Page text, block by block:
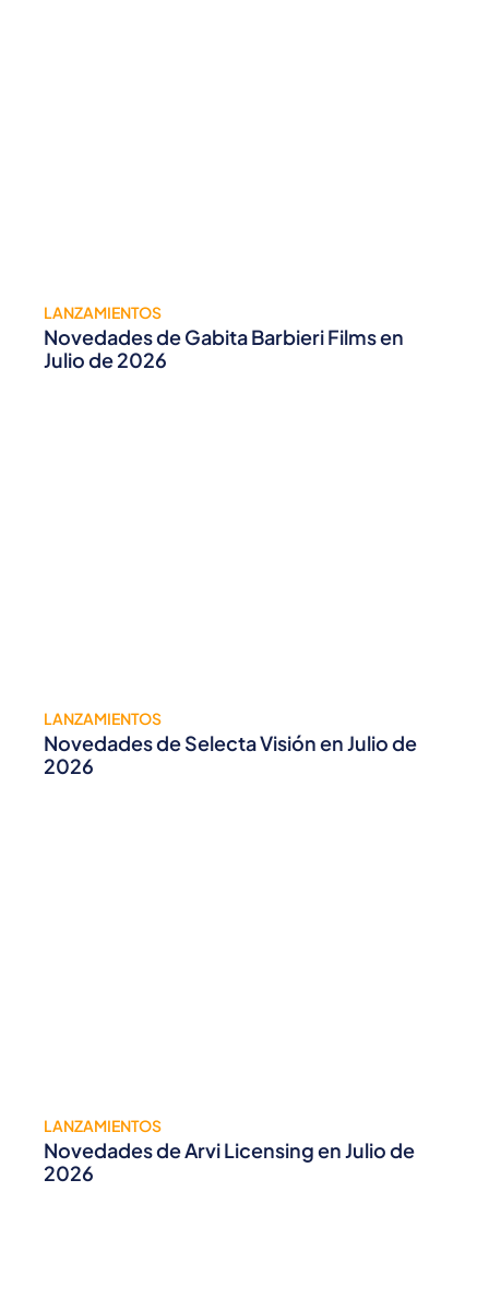
LANZAMIENTOS
Novedades de Gabita Barbieri Films en
Julio de 2026
LANZAMIENTOS
Novedades de Selecta Visión en Julio de
2026
LANZAMIENTOS
Novedades de Arvi Licensing en Julio de
2026